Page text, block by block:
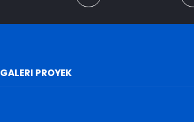
GALERI PROYEK